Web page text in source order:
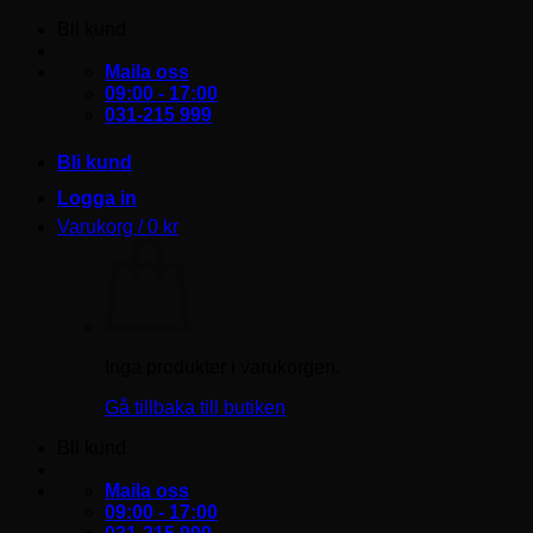
Maila oss
09:00 - 17:00
031-215 999
Bli kund
Logga in
Varukorg /0 kr
Gå tillbaka till butiken
Maila oss
09:00 - 17:00